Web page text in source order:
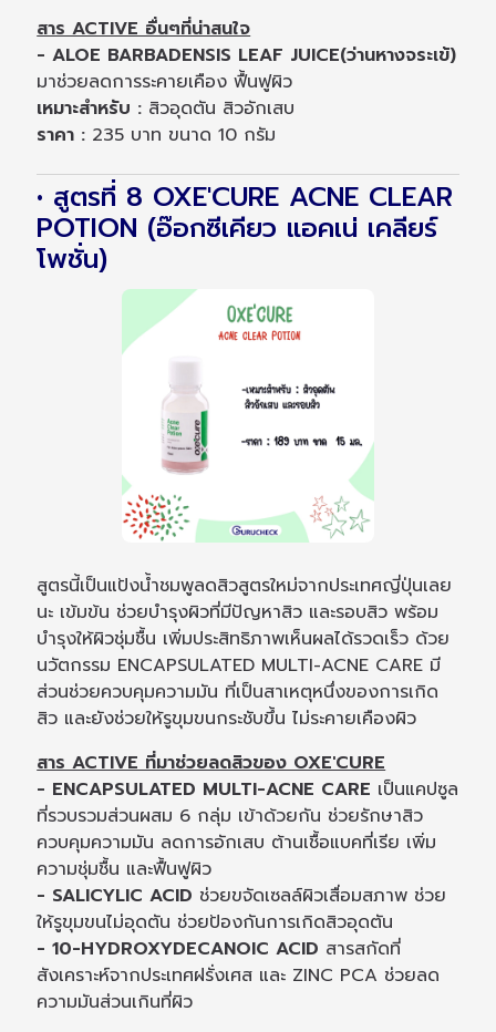
สาร ACTIVE อื่นๆที่น่าสนใจ
- ALOE BARBADENSIS LEAF JUICE(ว่านหางจระเข้)
มาช่วยลดการระคายเคือง ฟื้นฟูผิว
เหมาะสำหรับ : สิวอุดตัน สิวอักเสบ
ราคา : 235 บาท ขนาด 10 กรัม
• สูตรที่ 8 OXE'CURE ACNE CLEAR
POTION (อ๊อกซีเคียว แอคเน่ เคลียร์
โพชั่น)
สูตรนี้เป็นแป้งน้ำชมพูลดสิวสูตรใหม่จากประเทศญี่ปุ่นเลย
นะ เข้มข้น ช่วยบำรุงผิวที่มีปัญหาสิว และรอบสิว พร้อม
บำรุงให้ผิวชุ่มชื้น เพิ่มประสิทธิภาพเห็นผลได้รวดเร็ว ด้วย
นวัตกรรม ENCAPSULATED MULTI-ACNE CARE มี
ส่วนช่วยควบคุมความมัน ที่เป็นสาเหตุหนึ่งของการเกิด
สิว และยังช่วยให้รูขุมขนกระชับขึ้น ไม่ระคายเคืองผิว
สาร ACTIVE ที่มาช่วยลดสิวของ OXE'CURE
- ENCAPSULATED MULTI-ACNE CARE เป็นแคปซูล
ที่รวบรวมส่วนผสม 6 กลุ่ม เข้าด้วยกัน ช่วยรักษาสิว
ควบคุมความมัน ลดการอักเสบ ต้านเชื้อแบคที่เรีย เพิ่ม
ความชุ่มชื้น และฟื้นฟูผิว
- SALICYLIC ACID ช่วยขจัดเซลล์ผิวเสื่อมสภาพ ช่วย
ให้รูขุมขนไม่อุดตัน ช่วยป้องกันการเกิดสิวอุดตัน
- 10-HYDROXYDECANOIC ACID สารสกัดที่
สังเคราะห์จากประเทศฝรั่งเศส และ ZINC PCA ช่วยลด
ความมันส่วนเกินที่ผิว